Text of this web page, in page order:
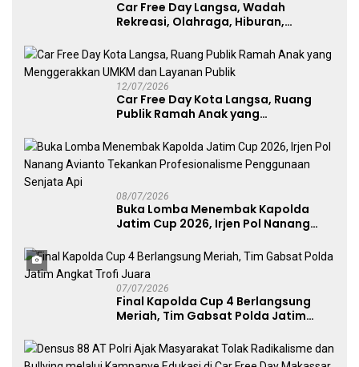
Car Free Day Langsa, Wadah
Rekreasi, Olahraga, Hiburan,
UMKM
12/07/2026
Car Free Day Kota Langsa, Ruang
Publik Ramah Anak yang
Publik
08/07/2026
Buka Lomba Menembak Kapolda
Jatim Cup 2026, Irjen Pol Nanang
Penggunaan Senjata Api
07/07/2026
Final Kapolda Cup 4 Berlangsung
Meriah, Tim Gabsat Polda Jatim